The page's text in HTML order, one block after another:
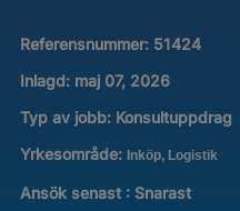
Referensnummer: 51424
Inlagd: maj 07, 2026
Typ av jobb: Konsultuppdrag
Yrkesområde: Inköp, Logistik
Ansök senast : Snarast